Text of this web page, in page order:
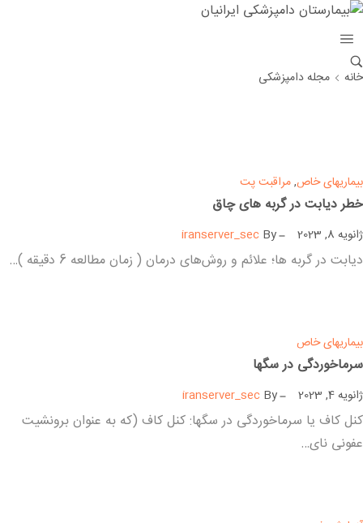
خانه مجله دامپزشکی
بیماریهای خاص,مراقبت پت
خطر دیابت در گربه های چاق
ژانویه 8, 2023 By
iranserver_sec
دیابت در گربه ها؛ علائم و روش‌های درمان ( زمان مطالعه 6 دقیقه )…
بیماریهای خاص
سرماخوردگی در سگها
ژانویه 4, 2023 By
iranserver_sec
کنل کاف یا سرماخوردگی در سگها: کنل کاف (که به عنوان برونشیت
عفونی نای…